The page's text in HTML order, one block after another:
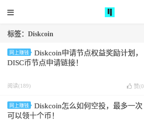
标签：Diskcoin
网上赚钱
Diskcoin申请节点权益奖励计划，
DISC币节点申请链接！
阅读(189) 赞(0
网上赚钱
Diskcoin怎么如何空投，最多一次
可以领十个币！